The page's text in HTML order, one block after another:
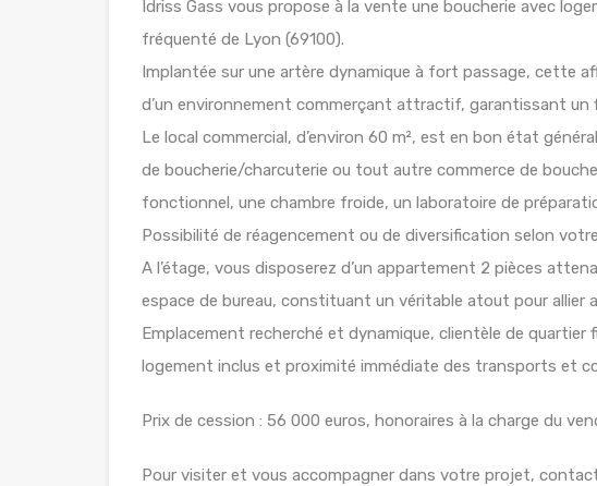
Idriss Gass vous propose à la vente une boucherie avec
fréquenté de Lyon (69100).
Implantée sur une artère dynamique à fort passage, cette
d’un environnement commerçant attractif, garantissant un
Le local commercial, d’environ 60 m², est en bon état
de boucherie/charcuterie ou tout autre commerce de
fonctionnel, une chambre froide, un laboratoire de
Possibilité de réagencement ou de diversification selon
A l’étage, vous disposerez d’un appartement 2 pièces
espace de bureau, constituant un véritable atout pour
Emplacement recherché et dynamique, clientèle de
logement inclus et proximité immédiate des transports et
Prix de cession : 56 000 euros, honoraires à la charge du
Pour visiter et vous accompagner dans votre projet,